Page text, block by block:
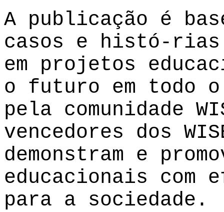
A publicação é
casos e histó-rias
em projetos
o futuro em todo
pela comunidade
vencedores dos
demonstram e
educacionais com
para a sociedade.